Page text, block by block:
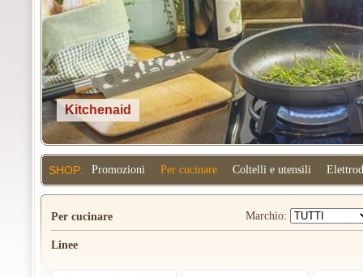
Kitchenaid
SHOP: Promozioni Per cucinare Coltelli e utensili
Per cucinare Marchio:
Linee